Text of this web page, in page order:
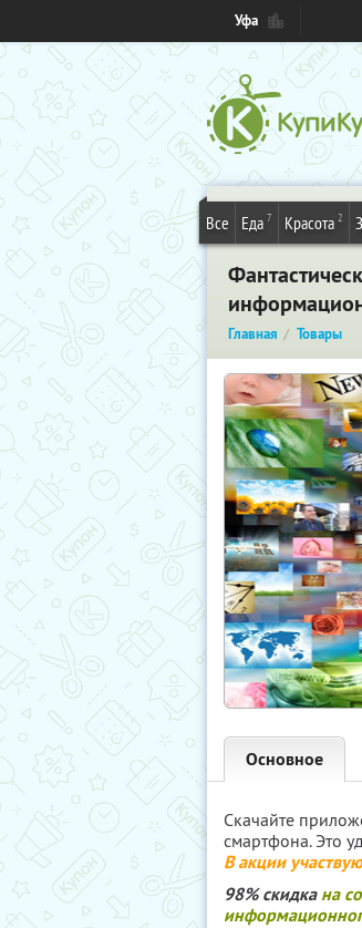
Уфа
Все Еда 7 Красота 2
Главная Товары
Основное
Скачайте
смартфона. Это
В акции
98% скидкана